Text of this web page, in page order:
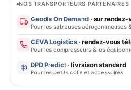
NOS TRANSPORTEURS PARTENAIRES
Geodis On Demand· sur rendez-
Pour les sableuses aérogommeuses
CEVA Logistics · rendez-vous
Pour les compresseurs & les
DPD Predict· livraison standard
Pour les petits colis et accessoires